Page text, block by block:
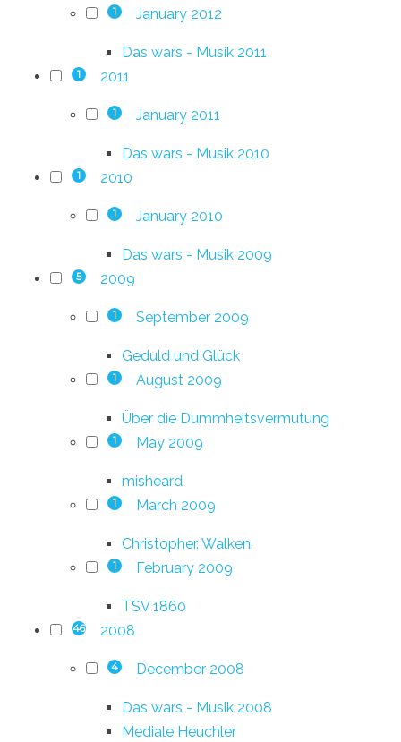
1 January 2012
Das wars - Musik 2011
1 2011
1 January 2011
Das wars - Musik 2010
1 2010
1 January 2010
Das wars - Musik 2009
5 2009
1 September 2009
Geduld und Glück
1 August 2009
Über die Dummheitsvermutung
1 May 2009
misheard
1 March 2009
Christopher. Walken.
1 February 2009
TSV 1860
46 2008
4 December 2008
Das wars - Musik 2008
Mediale Heuchler